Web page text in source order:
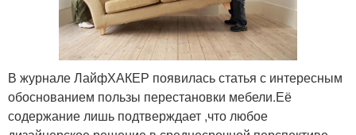
В журнале ЛайфХАКЕР появилась статья с интересным
обоснованием пользы перестановки мебели.Её
содержание лишь подтверждает ,что любое